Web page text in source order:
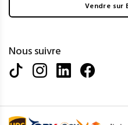
Vendre sur
Nous suivre